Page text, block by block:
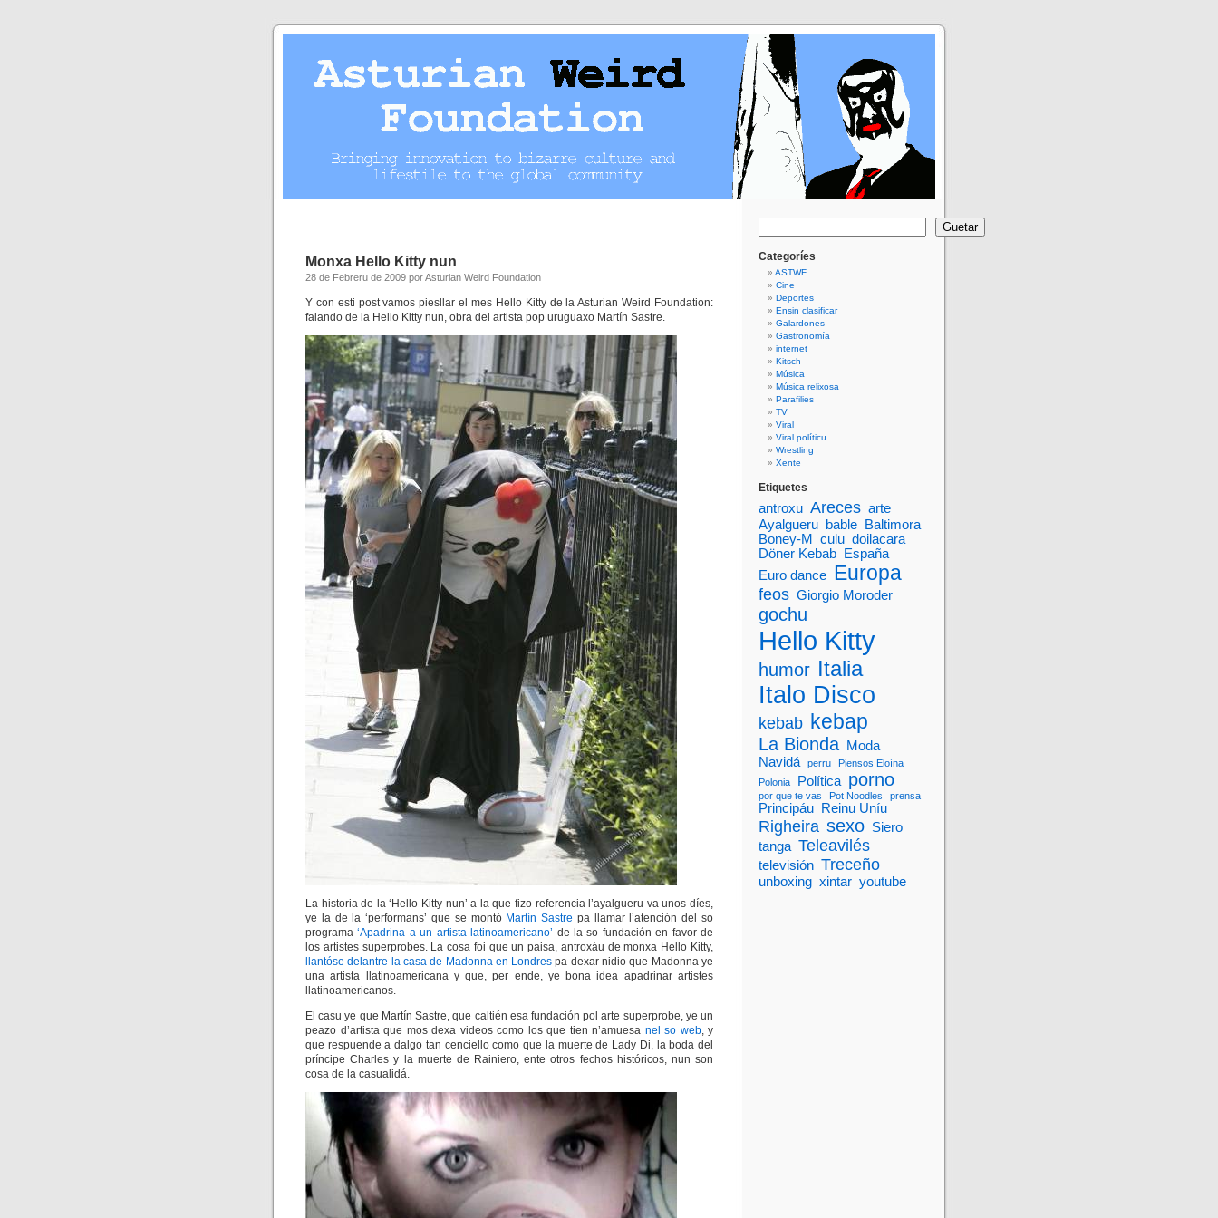
Monxa Hello Kitty nun
28 de Febreru de 2009 por Asturian Weird Foundation
Y con esti post vamos piesllar el mes Hello Kitty de la Asturian Weird Foundation:
falando de la Hello Kitty nun, obra del artista pop uruguaxo Martín Sastre.
La historia de la ‘Hello Kitty nun’ a la que fizo referencia l’ayalgueru va unos díes,
ye la de la ‘performans’ que se montó Martín Sastre pa llamar l’atención del so
programa‘Apadrina a un artista latinoamericano’ de la so fundación en favor de
los artistes superprobes. La cosa foi que un paisa, antroxáu de monxa Hello Kitty,
llantóse delantre la casa de Madonna en Londres pa dexar nidio que Madonna ye
una artista llatinoamericana y que, per ende, ye bona idea apadrinar artistes
llatinoamericanos.
El casu ye que Martín Sastre, que caltién esa fundación pol arte superprobe, ye un
peazo d’artista que mos dexa videos como los que tien n’amuesa nel so web, y
que respuende a dalgo tan cenciello como que la muerte de Lady Di, la boda del
príncipe Charles y la muerte de Rainiero, ente otros fechos históricos, nun son
cosa de la casualidá.
Guetar Guetar
Categoríes
ASTWF
Cine
Deportes
Ensin clasificar
Galardones
Gastronomía
internet
Kitsch
Música
Música relixosa
Parafilies
TV
Viral
Viral políticu
Wrestling
Xente
Etiquetes
antroxu Areces arte
Ayalgueru
bable
Baltimora
Boney-M
culu doilacara
Döner Kebab
España
Euro dance Europa
feos Giorgio Moroder
gochu
Hello Kitty
humor Italia
Italo Disco
kebab kebap
La Bionda
Moda
Navidá
perru
Piensos Eloína
Polonia
Política porno
por que te vas Pot Noodles prensa
Principáu Reinu Uníu
Righeira sexo Siero
tanga Teleavilés
televisión Treceño
unboxing xintar youtube